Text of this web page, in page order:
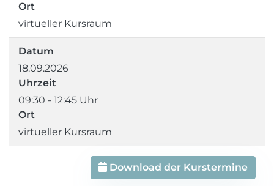
Ort
virtueller Kursraum
Datum
18.09.2026
Uhrzeit
09:30 - 12:45 Uhr
Ort
virtueller Kursraum
Download der Kurstermine